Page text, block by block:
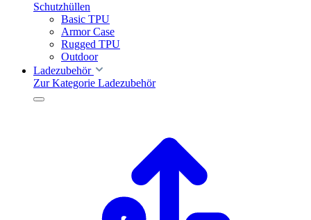
Schutzhüllen
Basic TPU
Armor Case
Rugged TPU
Outdoor
Ladezubehör
Zur Kategorie Ladezubehör